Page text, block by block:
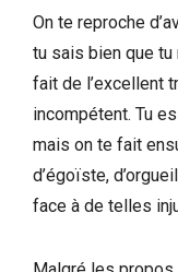
On te reproche
tu sais bien que tu
fait de l’excellent
incompétent. Tu
mais on te fait
d’égoïste,
face à de telles